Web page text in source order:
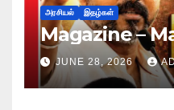
அரசியல் இதழ்கள்
Magazine –
JUNE 28, 2026